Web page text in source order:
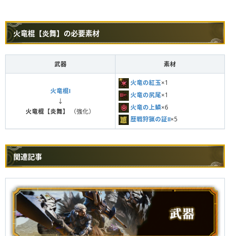
火竜棍【炎舞】の必要素材
武器 素材
火竜棍Ⅰ
↓
火竜棍【炎舞】
（強化）
火竜の紅玉×1
火竜の尻尾×1
火竜の上鱗×6
歴戦狩猟の証Ⅱ×5
関連記事